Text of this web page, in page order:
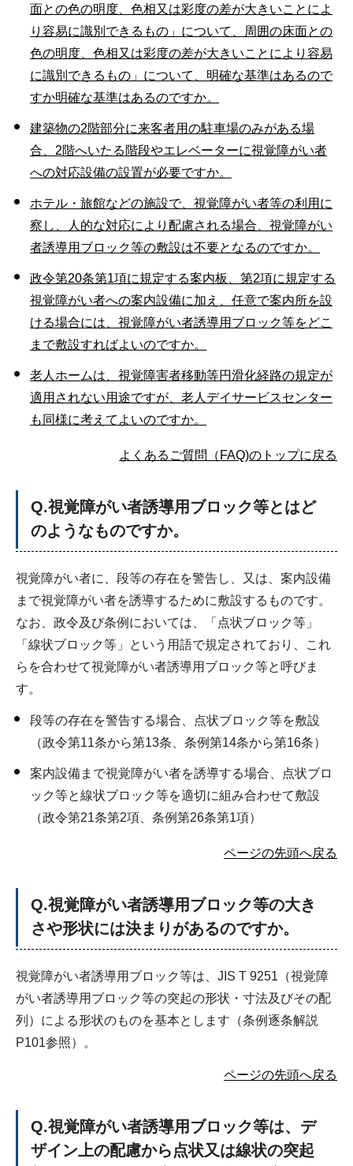
面との色の明度、色相又は彩度の差が大きいことによ
り容易に識別できるもの」について、周囲の床面との
色の明度、色相又は彩度の差が大きいことにより容易
に識別できるもの」について、明確な基準はあるので
すか明確な基準はあるのですか。
建築物の2階部分に来客者用の駐車場のみがある場
合、2階へいたる階段やエレベーターに視覚障がい者
への対応設備の設置が必要ですか。
ホテル・旅館などの施設で、視覚障がい者等の利用に
察し、人的な対応により配慮される場合、視覚障がい
者誘導用ブロック等の敷設は不要となるのですか。
政令第20条第1項に規定する案内板、第2項に規定する
視覚障がい者への案内設備に加え、任意で案内所を設
ける場合には、視覚障がい者誘導用ブロック等をどこ
まで敷設すればよいのですか。
老人ホームは、視覚障害者移動等円滑化経路の規定が
適用されない用途ですが、老人デイサービスセンター
も同様に考えてよいのですか。
よくあるご質問（FAQ)のトップに戻る
Q.視覚障がい者誘導用ブロック等とはど
のようなものですか。
視覚障がい者に、段等の存在を警告し、又は、案内設備
まで視覚障がい者を誘導するために敷設するものです。
なお、政令及び条例においては、「点状ブロック等」
「線状ブロック等」という用語で規定されており、これ
らを合わせて視覚障がい者誘導用ブロック等と呼びま
す。
段等の存在を警告する場合、点状ブロック等を敷設
（政令第11条から第13条、条例第14条から第16条）
案内設備まで視覚障がい者を誘導する場合、点状ブロ
ック等と線状ブロック等を適切に組み合わせて敷設
（政令第21条第2項、条例第26条第1項）
ページの先頭へ戻る
Q.視覚障がい者誘導用ブロック等の大き
さや形状には決まりがあるのですか。
視覚障がい者誘導用ブロック等は、JIS T 9251（視覚障
がい者誘導用ブロック等の突起の形状・寸法及びその配
列）による形状のものを基本とします（条例逐条解説
P101参照）。
ページの先頭へ戻る
Q.視覚障がい者誘導用ブロック等は、デ
ザイン上の配慮から点状又は線状の突起